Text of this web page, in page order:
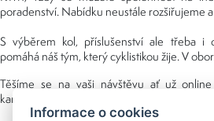
poradenství. Nabídku neustále rozšiřujeme
S výběrem kol, příslušenství ale třeba i
pomáhá náš tým, který cyklistikou žije. V
Těšíme se na vaši návštěvu ať už
kamenné prodejně, kterou najdete v NS
Informace o cookies